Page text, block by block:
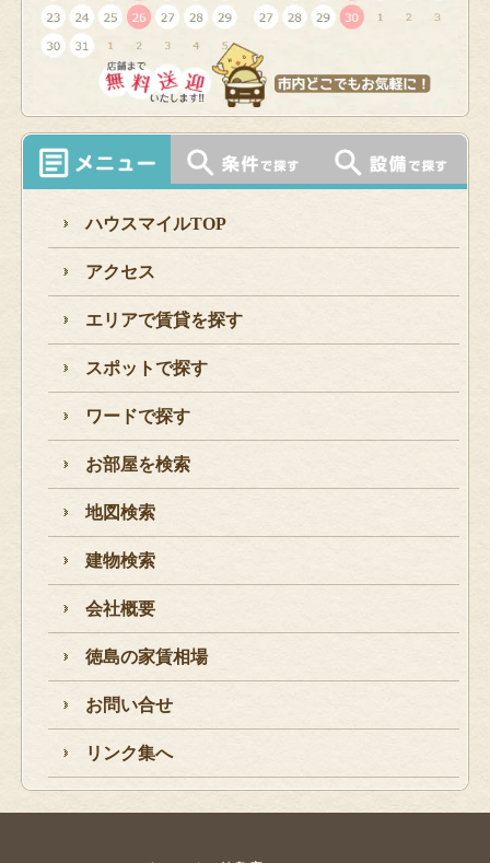
ハウスマイルTOP
アクセス
エリアで賃貸を探す
スポットで探す
ワードで探す
お部屋を検索
地図検索
建物検索
会社概要
徳島の家賃相場
お問い合せ
リンク集へ